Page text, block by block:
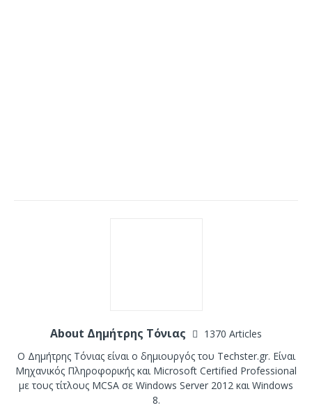
About Δημήτρης Τόνιας
1370 Articles
Ο Δημήτρης Τόνιας είναι ο δημιουργός του Techster.gr. Είναι
Μηχανικός Πληροφορικής και Microsoft Certified Professional
με τους τίτλους MCSA σε Windows Server 2012 και Windows
8.